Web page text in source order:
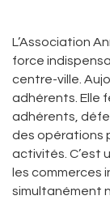
L’Association
force
centre-ville.
adhérents. Elle
adhérents,
des opérations
activités. C’est
les
simultanément